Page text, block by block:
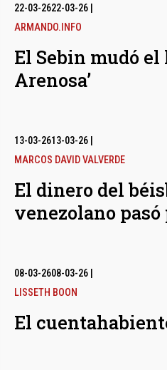
22-03-2622-03-26
ARMANDO.INFO
El Sebin mudó el
Arenosa’
13-03-2613-03-26
MARCOS DAVID VALVERDE
El dinero del
venezolano
08-03-2608-03-26
LISSETH BOON
El